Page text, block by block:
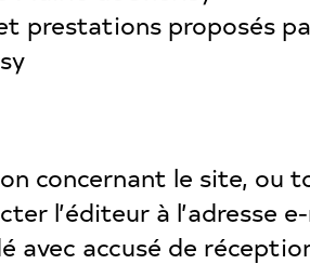
prestations proposés
concernant le site, ou
l’éditeur à l’adresse
avec accusé de